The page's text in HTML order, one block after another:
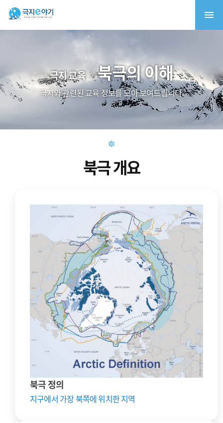
극지 교육 북극의 이해
극지와 관련된 교육 정보를 모아 보여드립니다.
북극 개요
북극 정의
지구에서 가장 북쪽에 위치한 지역